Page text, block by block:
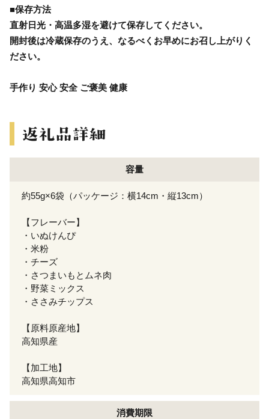
■保存方法
直射日光・高温多湿を避けて保存してください。
開封後は冷蔵保存のうえ、なるべくお早めにお召し上がりく
ださい。
手作り 安心 安全 ご褒美 健康
容量
約55g×6袋（パッケージ：横14cm・縦13cm）
【フレーバー】
・いぬけんぴ
・米粉
・チーズ
・さつまいもとムネ肉
・野菜ミックス
・ささみチップス
【原料原産地】
高知県産
【加工地】
高知県高知市
消費期限